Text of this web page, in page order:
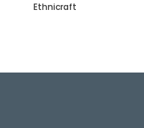
Ethnicraft